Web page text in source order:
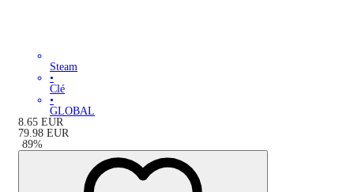
Steam
•
Clé
•
GLOBAL
8.65 EUR
79.98 EUR
-89%